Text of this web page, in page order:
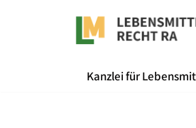
Kanzlei für